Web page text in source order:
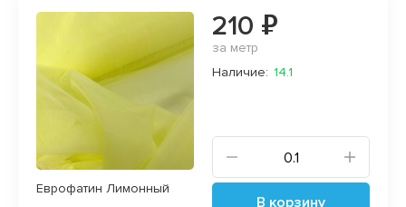
Еврофатин Лимонный
210 ₽
за метр
Наличие: 14.1
В корзину